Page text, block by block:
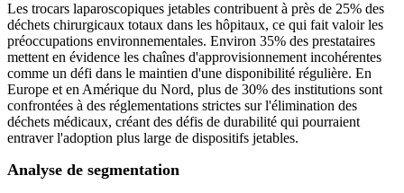
Les trocars laparoscopiques jetables contribuent à près de 25% des
déchets chirurgicaux totaux dans les hôpitaux, ce qui fait valoir les
préoccupations environnementales. Environ 35% des prestataires
mettent en évidence les chaînes d'approvisionnement incohérentes
comme un défi dans le maintien d'une disponibilité régulière. En
Europe et en Amérique du Nord, plus de 30% des institutions sont
confrontées à des réglementations strictes sur l'élimination des
déchets médicaux, créant des défis de durabilité qui pourraient
entraver l'adoption plus large de dispositifs jetables.
Analyse de segmentation